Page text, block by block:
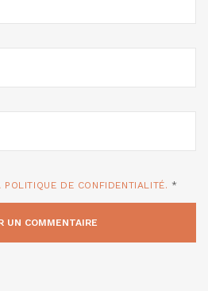
DE CONFIDENTIALITÉ. *